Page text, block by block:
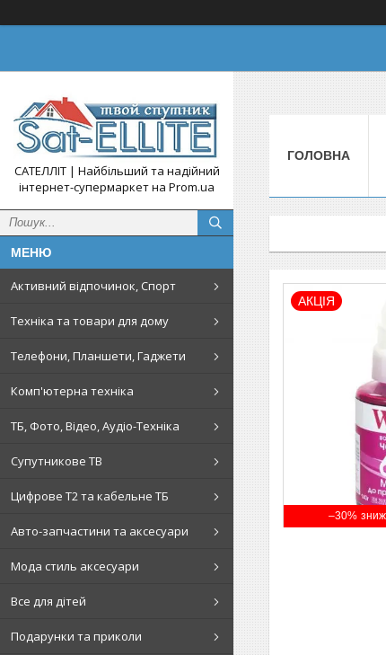
САТЕЛЛІТ | Найбільший та надійний
інтернет-супермаркет на Prom.ua
Активний відпочинок, Спорт
Техніка та товари для дому
Телефони, Планшети, Гаджети
Комп'ютерна техніка
ТБ, Фото, Відео, Аудіо-Техніка
Супутникове ТВ
Цифрове Т2 та кабельне ТБ
Авто-запчастини та аксесуари
Мода стиль аксесуари
Все для дітей
Подарунки та приколи
ГОЛОВНА
–30%
АКЦІЯ